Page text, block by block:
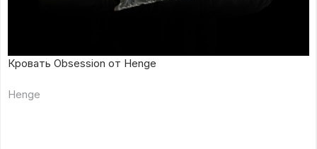
Кровать Obsession от Henge
Henge